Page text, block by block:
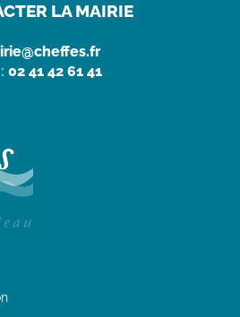
LA MAIRIE
02 41 42 61 41